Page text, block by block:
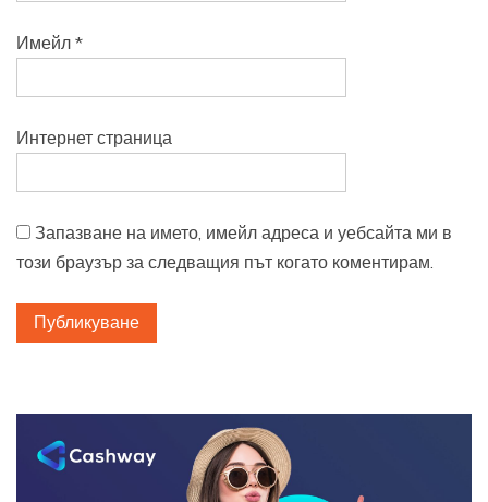
Имейл *
Интернет страница
Запазване на името, имейл адреса и уебсайта ми в
този браузър за следващия път когато коментирам.